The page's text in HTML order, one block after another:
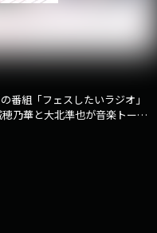
番組「フェスしたいラジオ」
乃華と大北準也が音楽トーク
曜日22:00更新（初回配信／7
アドレスfes@obc1314.com番